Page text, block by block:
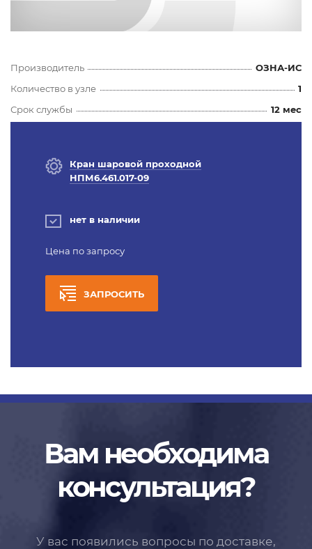
Производитель
ОЗНА-ИС
Количество в узле
1
Срок службы
12 мес
Кран шаровой проходной
НПМ6.461.017-09
нет в наличии
Цена по запросу
ЗАПРОСИТЬ
Вам необходима
консультация?
У вас появились вопросы по доставке,